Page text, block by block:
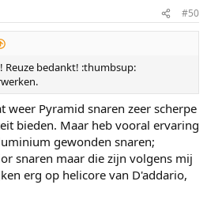
#50
Reuze bedankt! :thumbsup:
weer Pyramid snaren zeer scherpe
bieden. Maar heb vooral ervaring
gewonden snaren;
snaren maar die zijn volgens mij
erg op helicore van D'addario,